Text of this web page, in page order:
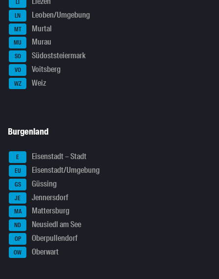
LI
LN Leoben/Umgebung
MT Murtal
MU Murau
SO Südoststeiermark
VO Voitsberg
WZ Weiz
Burgenland
E Eisenstadt – Stadt
EU Eisenstadt/Umgebung
GS Güssing
JE Jennersdorf
MA Mattersburg
ND Neusiedl am See
OP Oberpullendorf
OW Oberwart